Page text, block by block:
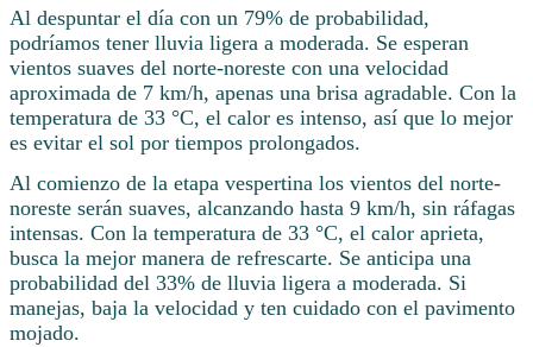
Al despuntar el día con un 79% de probabilidad,
podríamos tener lluvia ligera a moderada. Se esperan
vientos suaves del norte-noreste con una velocidad
aproximada de 7 km/h, apenas una brisa agradable. Con la
temperatura de 33 °C, el calor es intenso, así que lo mejor
es evitar el sol por tiempos prolongados.
Al comienzo de la etapa vespertina los vientos del norte-
noreste serán suaves, alcanzando hasta 9 km/h, sin ráfagas
intensas. Con la temperatura de 33 °C, el calor aprieta,
busca la mejor manera de refrescarte. Se anticipa una
probabilidad del 33% de lluvia ligera a moderada. Si
manejas, baja la velocidad y ten cuidado con el pavimento
mojado.